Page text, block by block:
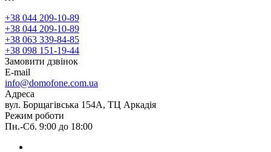
+38 044 209-10-89
+38 044 209-10-89
+38 063 339-84-85
+38 098 151-19-44
Замовити дзвінок
E-mail
info@domofone.com.ua
Адреса
вул. Борщагівська 154А, ТЦ Аркадія
Режим роботи
Пн.-Сб. 9:00 до 18:00